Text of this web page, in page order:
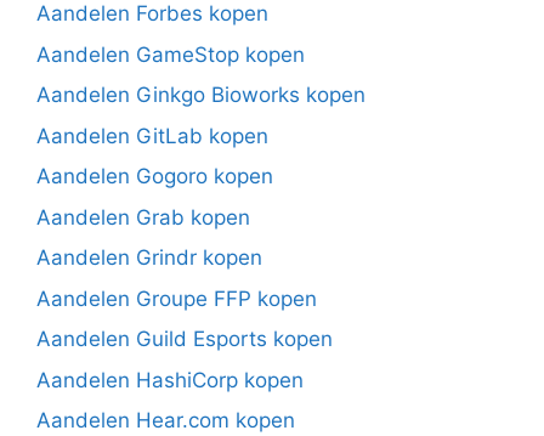
Aandelen Forbes kopen
Aandelen GameStop kopen
Aandelen Ginkgo Bioworks kopen
Aandelen GitLab kopen
Aandelen Gogoro kopen
Aandelen Grab kopen
Aandelen Grindr kopen
Aandelen Groupe FFP kopen
Aandelen Guild Esports kopen
Aandelen HashiCorp kopen
Aandelen Hear.com kopen